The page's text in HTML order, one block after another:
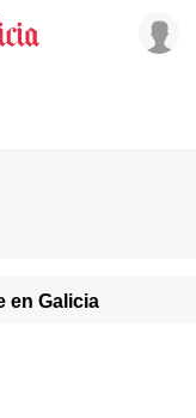
en Galicia